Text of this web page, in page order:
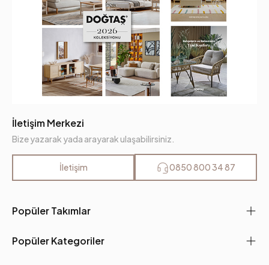
Popüler Takımlar
Popüler Kategoriler
İletişim Merkezi
Bize yazarak yada arayarak ulaşabilirsiniz.
İletişim 0850 800 34 87